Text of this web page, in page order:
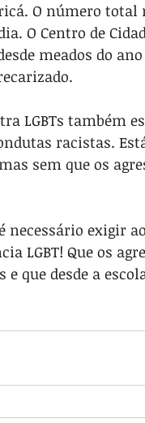
O número
O Centro de
meados do
LGBTs também
racistas.
sem que os
necessário exigir
LGBT! Que os
que desde a